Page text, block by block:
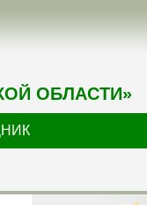
ОБЛАСТИ»